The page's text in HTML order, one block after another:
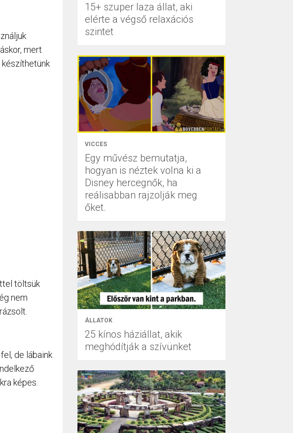
mert
készíthetünk
töltsük
nem
de lábaink
képes.
15+ szuper laza állat, aki
elérte a végső relaxációs
szintet
VICCES
Egy művész bemutatja,
hogyan is néztek volna ki a
Disney hercegnők, ha
reálisabban rajzolják meg
őket.
ÁLLATOK
25 kínos háziállat, akik
meghódítják a szívünket